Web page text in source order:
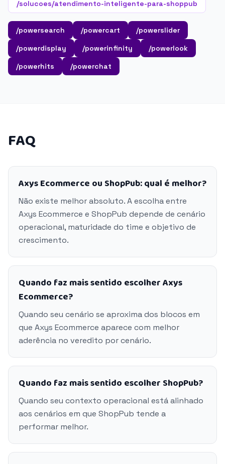
/solucoes/atendimento-inteligente-para-shoppub
/powersearch /powercart
/powerslider
/powerdisplay
/powerinfinity
/powerlook
/powerhits
/powerchat
FAQ
Axys Ecommerce ou ShopPub: qual é melhor?
Não existe melhor absoluto. A escolha entre
Axys Ecommerce e ShopPub depende de cenário
operacional, maturidade do time e objetivo de
crescimento.
Quando faz mais sentido escolher Axys
Ecommerce?
Quando seu cenário se aproxima dos blocos em
que Axys Ecommerce aparece com melhor
aderência no veredito por cenário.
Quando faz mais sentido escolher ShopPub?
Quando seu contexto operacional está alinhado
aos cenários em que ShopPub tende a
performar melhor.